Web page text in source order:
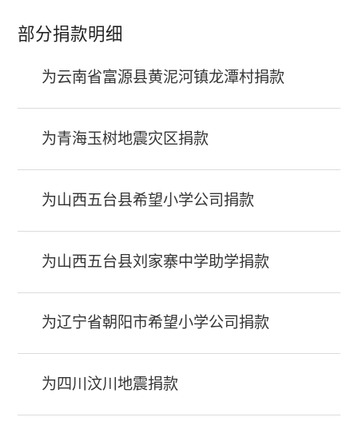
部分捐款明细
为云南省富源县黄泥河镇龙潭村捐款
为青海玉树地震灾区捐款
为山西五台县希望小学公司捐款
为山西五台县刘家寨中学助学捐款
为辽宁省朝阳市希望小学公司捐款
为四川汶川地震捐款